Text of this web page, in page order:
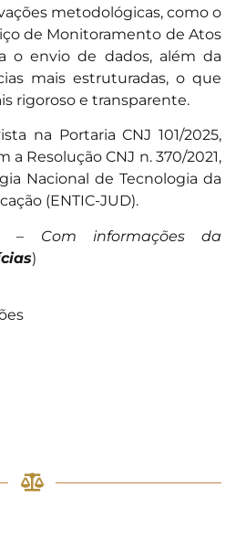
metodológicas, como o
de Monitoramento de Atos
o envio de dados, além da
mais estruturadas, o que
rigoroso e transparente.
na Portaria CNJ 101/2025,
Resolução CNJ n. 370/2021,
Nacional de Tecnologia da
(ENTIC-JUD).
– Com informações da
)